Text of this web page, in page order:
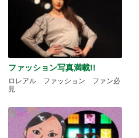
ファッション写真満載!!
ロレアル ファッション ファン必
見